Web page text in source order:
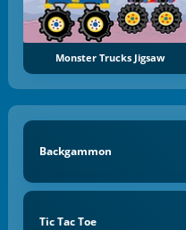
Monster Trucks Jigsaw
Backgammon
Tic Tac Toe